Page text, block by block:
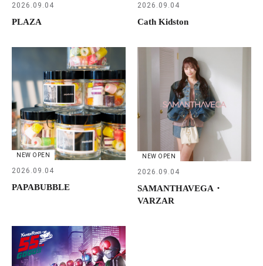
2026.09.04
PLAZA
2026.09.04
Cath Kidston
NEW OPEN
2026.09.04
PAPABUBBLE
NEW OPEN
2026.09.04
SAMANTHAVEGA・
VARZAR